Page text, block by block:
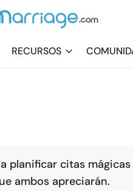
RECURSOS
planificar citas
ambos apreciarán.